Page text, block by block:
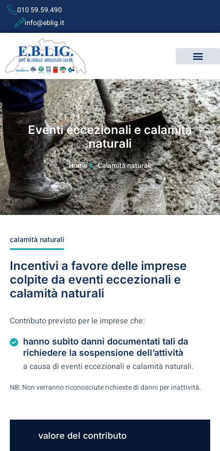
010 59.59.490
info@eblig.it
Eventi eccezionali e calamità
naturali
Home Calamità naturali
calamità naturali
Incentivi a favore delle imprese
colpite da eventi eccezionali e
calamità naturali
Contributo previsto per le imprese che:
hanno subìto danni documentati tali da
richiedere la sospensione dell’attività
a causa di eventi eccezionali e calamità naturali.
NB: Non verranno riconosciute richieste di danni per inattività.
valore del contributo